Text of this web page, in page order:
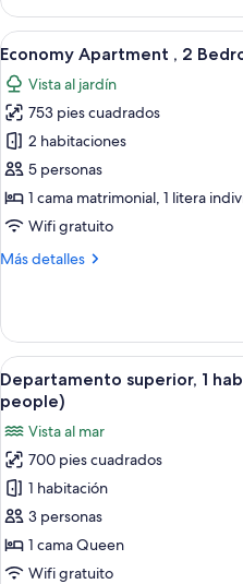
(4
People)
Apartment
1
Bedroom,
Garden
Area
(4
People)
Abrir
todas
las
fotos
de
Economy
Apartment
Bedrooms,
(5
People)
7
Economy Apartment , 2
Vista al jardín
753 pies cuadrados
2 habitaciones
5 personas
1 cama matrimonial, 1 litera
Wifi gratuito
Más detalles
Más
Apartment
2
Bedrooms,
Garden
Area
(5
People)
Abrir
todas
las
fotos
de
Departamento
superior,
1
habitación,
10
Departamento superior, 1
people)
Vista al mar
700 pies cuadrados
1 habitación
3 personas
1 cama Queen
Wifi gratuito